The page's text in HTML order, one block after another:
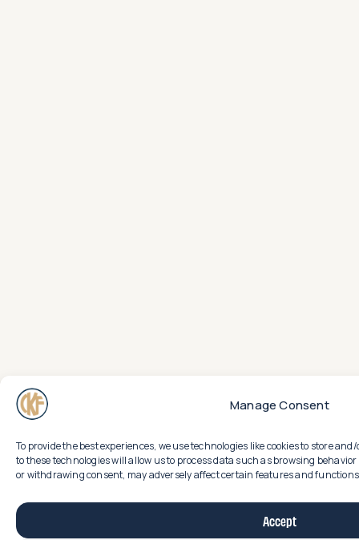
Manage Consent
To provide the best experiences, we use technologies like cookies to store
to these technologies will allow us to process data such as browsing
or withdrawing consent, may adversely affect certain features and
Accept